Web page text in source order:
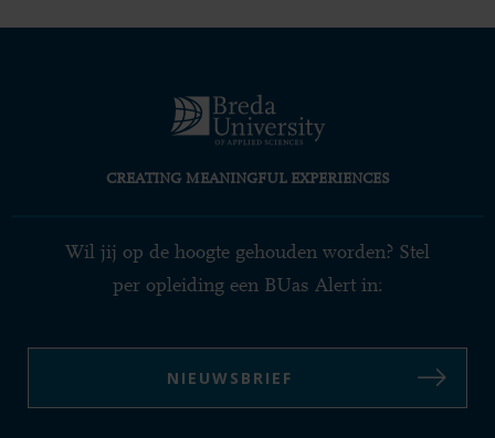
CREATING MEANINGFUL EXPERIENCES
Wil jij op de hoogte gehouden worden? Stel
per opleiding een BUas Alert in:
NIEUWSBRIEF